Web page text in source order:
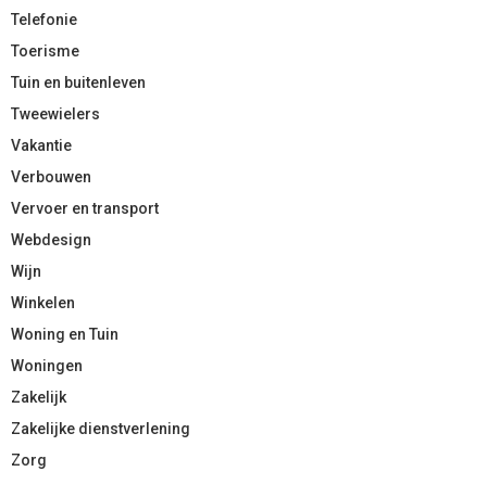
Telefonie
Toerisme
Tuin en buitenleven
Tweewielers
Vakantie
Verbouwen
Vervoer en transport
Webdesign
Wijn
Winkelen
Woning en Tuin
Woningen
Zakelijk
Zakelijke dienstverlening
Zorg